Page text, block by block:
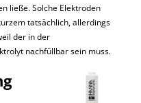
ließe. Solche Elektroden
tatsächlich, allerdings
der in der
nachfüllbar sein muss.